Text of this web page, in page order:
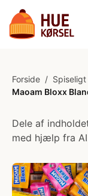
Forside /
Maoam Bloxx
Dele af
med hjælp fra